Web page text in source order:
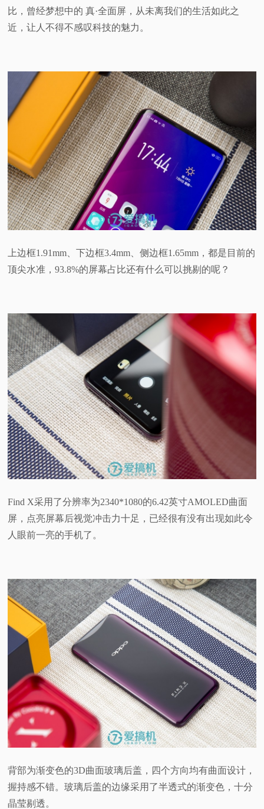
比，曾经梦想中的 真·全面屏，从未离我们的生活如此之
近，让人不得不感叹科技的魅力。
上边框1.91mm、下边框3.4mm、侧边框1.65mm，都是目前的
顶尖水准，93.8%的屏幕占比还有什么可以挑剔的呢？
Find X采用了分辨率为2340*1080的6.42英寸AMOLED曲面
屏，点亮屏幕后视觉冲击力十足，已经很有没有出现如此令
人眼前一亮的手机了。
背部为渐变色的3D曲面玻璃后盖，四个方向均有曲面设计，
握持感不错。玻璃后盖的边缘采用了半透式的渐变色，十分
晶莹剔透。